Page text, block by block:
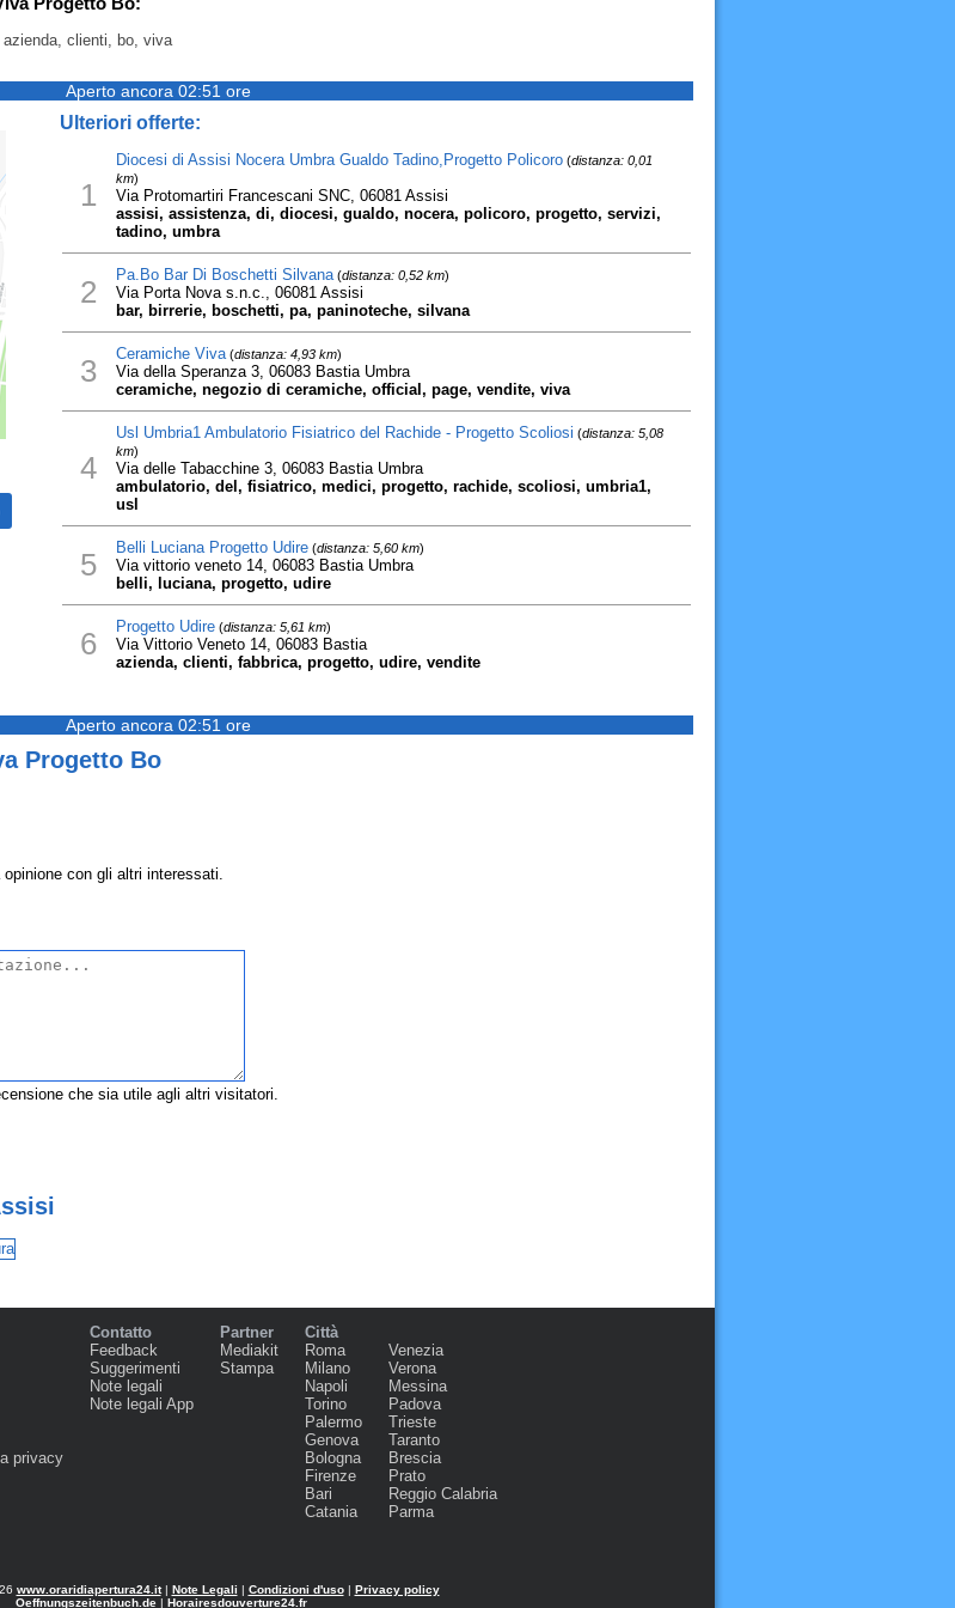
clienti, bo, viva
Aperto ancora 02:51 ore
Ulteriori offerte:
1
Diocesi di Assisi Nocera Umbra Gualdo Tadino,Progetto Policoro(distanza: 0,01
km)
Via Protomartiri Francescani SNC, 06081 Assisi
assisi, assistenza, di, diocesi, gualdo, nocera, policoro, progetto, servizi,
tadino, umbra
2 Pa.Bo Bar Di Boschetti Silvana(distanza: 0,52 km)
Via Porta Nova s.n.c., 06081 Assisi
bar, birrerie, boschetti, pa, paninoteche, silvana
3 Ceramiche Viva(distanza: 4,93 km)
Via della Speranza 3, 06083 Bastia Umbra
ceramiche, negozio di ceramiche, official, page, vendite, viva
4
Usl Umbria1 Ambulatorio Fisiatrico del Rachide - Progetto Scoliosi (distanza: 5,08
km)
Via delle Tabacchine 3, 06083 Bastia Umbra
ambulatorio, del, fisiatrico, medici, progetto, rachide, scoliosi, umbria1,
usl
5 Belli Luciana Progetto Udire(distanza: 5,60 km)
Via vittorio veneto 14, 06083 Bastia Umbra
belli, luciana, progetto, udire
6 Progetto Udire(distanza: 5,61 km)
Via Vittorio Veneto 14, 06083 Bastia
azienda, clienti, fabbrica, progetto, udire, vendite
Aperto ancora 02:51 ore
Progetto Bo
con gli altri interessati.
che sia utile agli altri visitatori.
privacy
Contatto
Feedback
Suggerimenti
Note legali
Note legali App
Partner
Mediakit
Stampa
Città
Roma
Milano
Napoli
Torino
Palermo
Genova
Bologna
Firenze
Bari
Catania
Venezia
Verona
Messina
Padova
Trieste
Taranto
Brescia
Prato
Reggio Calabria
Parma
www.oraridiapertura24.it| Note Legali | Condizioni d'uso| Privacy policy
Oeffnungszeitenbuch.de | Horairesdouverture24.fr